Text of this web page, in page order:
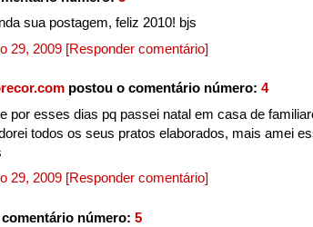
sua postagem, feliz 2010! bjs
29, 2009 [Responder comentário]
postou o comentário número: 4
por esses dias pq passei natal em casa de
todos os seus pratos elaborados, mais amei
29, 2009 [Responder comentário]
número: 5